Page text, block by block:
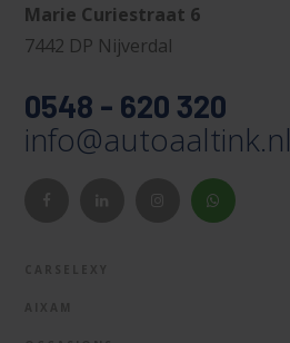
Marie Curiestraat 6
7442 DP Nijverdal
0548 - 620 320
info@autoaaltink.nl